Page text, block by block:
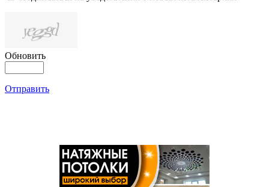
Обновить
Отправить